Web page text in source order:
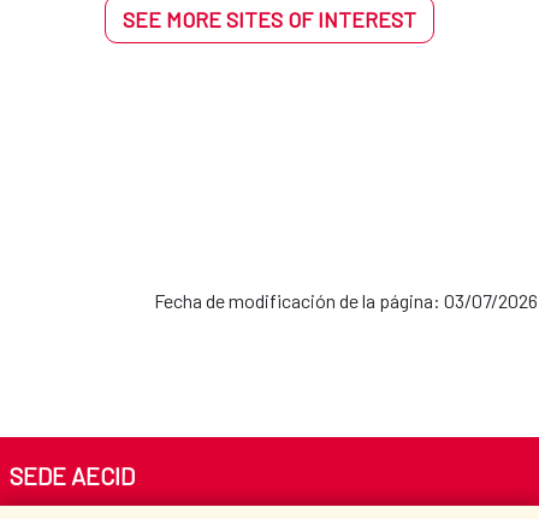
SEE MORE SITES OF INTEREST
Fecha de modificación de la página: 03/07/2026
SEDE AECID